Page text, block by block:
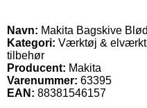
Navn: Makita Bagskive
Kategori: Værktøj &
tilbehør
Producent: Makita
Varenummer: 63395
EAN: 88381546157